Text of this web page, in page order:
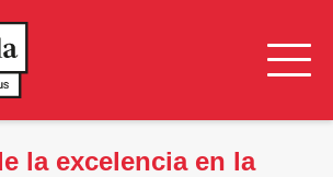
la excelencia en la